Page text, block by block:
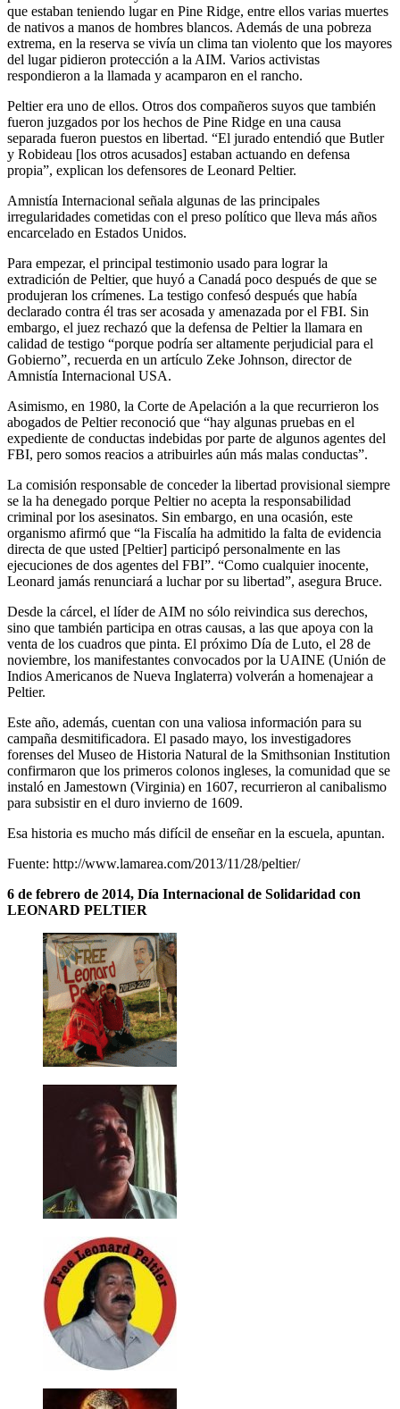
que estaban teniendo lugar en Pine Ridge, entre ellos varias muertes
de nativos a manos de hombres blancos. Además de una pobreza
extrema, en la reserva se vivía un clima tan violento que los mayores
del lugar pidieron protección a la AIM. Varios activistas
respondieron a la llamada y acamparon en el rancho.
Peltier era uno de ellos. Otros dos compañeros suyos que también
fueron juzgados por los hechos de Pine Ridge en una causa
separada fueron puestos en libertad. “El jurado entendió que Butler
y Robideau [los otros acusados] estaban actuando en defensa
propia”, explican los defensores de Leonard Peltier.
Amnistía Internacional señala algunas de las principales
irregularidades cometidas con el preso político que lleva más años
encarcelado en Estados Unidos.
Para empezar, el principal testimonio usado para lograr la
extradición de Peltier, que huyó a Canadá poco después de que se
produjeran los crímenes. La testigo confesó después que había
declarado contra él tras ser acosada y amenazada por el FBI. Sin
embargo, el juez rechazó que la defensa de Peltier la llamara en
calidad de testigo “porque podría ser altamente perjudicial para el
Gobierno”, recuerda en un artículo Zeke Johnson, director de
Amnistía Internacional USA.
Asimismo, en 1980, la Corte de Apelación a la que recurrieron los
abogados de Peltier reconoció que “hay algunas pruebas en el
expediente de conductas indebidas por parte de algunos agentes del
FBI, pero somos reacios a atribuirles aún más malas conductas”.
La comisión responsable de conceder la libertad provisional siempre
se la ha denegado porque Peltier no acepta la responsabilidad
criminal por los asesinatos. Sin embargo, en una ocasión, este
organismo afirmó que “la Fiscalía ha admitido la falta de evidencia
directa de que usted [Peltier] participó personalmente en las
ejecuciones de dos agentes del FBI”. “Como cualquier inocente,
Leonard jamás renunciará a luchar por su libertad”, asegura Bruce.
Desde la cárcel, el líder de AIM no sólo reivindica sus derechos,
sino que también participa en otras causas, a las que apoya con la
venta de los cuadros que pinta. El próximo Día de Luto, el 28 de
noviembre, los manifestantes convocados por la UAINE (Unión de
Indios Americanos de Nueva Inglaterra) volverán a homenajear a
Peltier.
Este año, además, cuentan con una valiosa información para su
campaña desmitificadora. El pasado mayo, los investigadores
forenses del Museo de Historia Natural de la Smithsonian Institution
confirmaron que los primeros colonos ingleses, la comunidad que se
instaló en Jamestown (Virginia) en 1607, recurrieron al canibalismo
para subsistir en el duro invierno de 1609.
Esa historia es mucho más difícil de enseñar en la escuela, apuntan.
Fuente: http://www.lamarea.com/2013/11/28/peltier/
6 de febrero de 2014, Día Internacional de Solidaridad con
LEONARD PELTIER